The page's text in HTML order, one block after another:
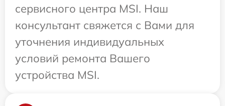
сервисного центра MSI. Наш
консультант свяжется с Вами для
уточнения индивидуальных
условий ремонта Вашего
устройства MSI.